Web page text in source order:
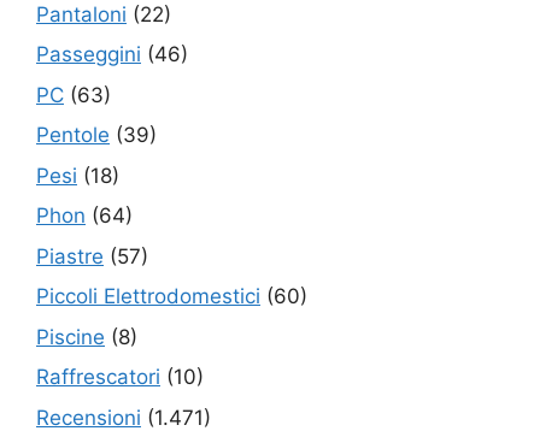
Pantaloni (22)
Passeggini (46)
PC (63)
Pentole (39)
Pesi (18)
Phon (64)
Piastre (57)
Piccoli Elettrodomestici (60)
Piscine (8)
Raffrescatori (10)
Recensioni (1.471)